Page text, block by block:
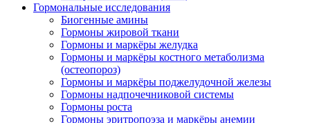
Гормональные исследования
Биогенные амины
Гормоны жировой ткани
Гормоны и маркёры желудка
Гормоны и маркёры костного метаболизма
(остеопороз)
Гормоны и маркёры поджелудочной железы
Гормоны надпочечниковой системы
Гормоны роста
Гормоны эритропоэза и маркёры анемии